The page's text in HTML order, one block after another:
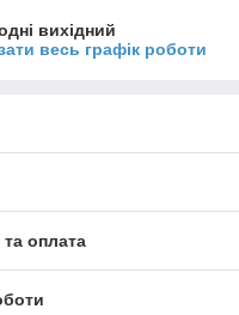
вихідний
весь графік роботи
оплата